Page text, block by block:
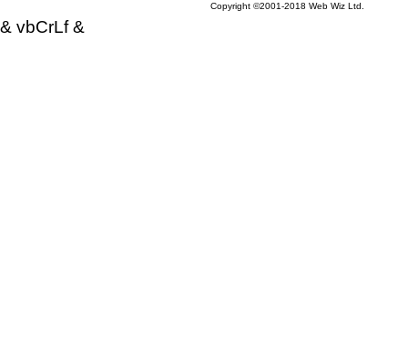
Copyright ©2001-2018 Web Wiz Ltd.
& vbCrLf &